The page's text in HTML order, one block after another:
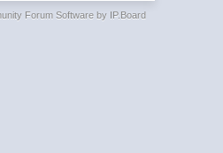
Forum Software by IP.Board